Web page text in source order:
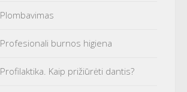
Plombavimas
Profesionali burnos higiena
Profilaktika. Kaip prižiūrėti dantis?